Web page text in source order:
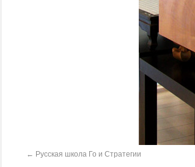
Русская школа Го и Стратегии